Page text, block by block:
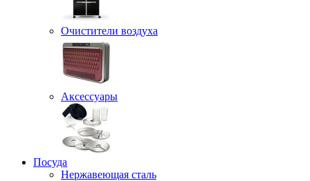
Очистители воздуха
Аксессуары
Посуда
Нержавеющая сталь